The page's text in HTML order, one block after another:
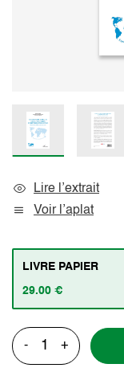
Lire l’extrait
Voir l’aplat
LIVRE PAPIER
29.00 €
- +